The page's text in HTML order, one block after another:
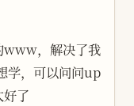
www，解决了我
学，可以问问up
了